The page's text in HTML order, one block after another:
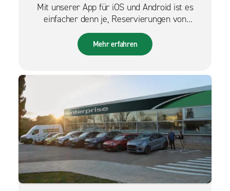
Mit unserer App für iOS und Android ist es
einfacher denn je, Reservierungen von
unterwegs zu verwalten.
Mehr erfahren